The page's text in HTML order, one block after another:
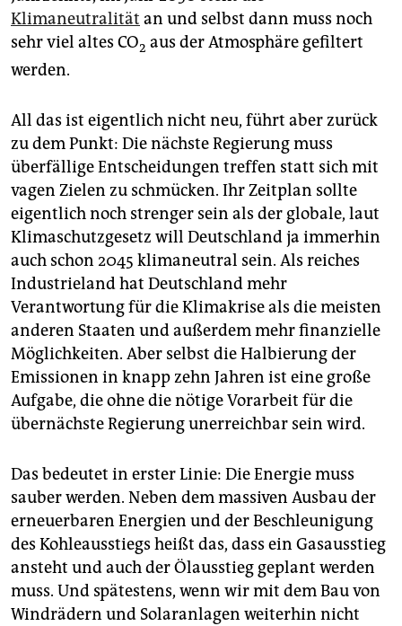
Klimaneutralität an und selbst dann muss noch
sehr viel altes CO2 aus der Atmosphäre gefiltert
werden.
All das ist eigentlich nicht neu, führt aber zurück
zu dem Punkt: Die nächste Regierung muss
überfällige Entscheidungen treffen statt sich mit
vagen Zielen zu schmücken. Ihr Zeitplan sollte
eigentlich noch strenger sein als der globale, laut
Klimaschutzgesetz will Deutschland ja immerhin
auch schon 2045 klimaneutral sein. Als reiches
Industrieland hat Deutschland mehr
Verantwortung für die Klimakrise als die meisten
anderen Staaten und außerdem mehr finanzielle
Möglichkeiten. Aber selbst die Halbierung der
Emissionen in knapp zehn Jahren ist eine große
Aufgabe, die ohne die nötige Vorarbeit für die
übernächste Regierung unerreichbar sein wird.
Das bedeutet in erster Linie: Die Energie muss
sauber werden. Neben dem massiven Ausbau der
erneuerbaren Energien und der Beschleunigung
des Kohleausstiegs heißt das, dass ein Gasausstieg
ansteht und auch der Ölausstieg geplant werden
muss. Und spätestens, wenn wir mit dem Bau von
Windrädern und Solaranlagen weiterhin nicht